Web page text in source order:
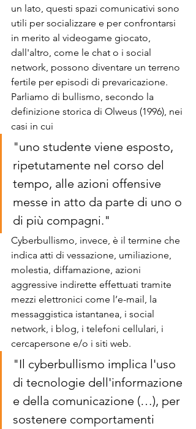
un lato, questi spazi comunicativi sono
utili per socializzare e per confrontarsi
in merito al videogame giocato,
dall'altro, come le chat o i social
network, possono diventare un terreno
fertile per episodi di prevaricazione.
Parliamo di bullismo, secondo la
definizione storica di Olweus (1996), nei
casi in cui
"uno studente viene esposto,
ripetutamente nel corso del
tempo, alle azioni offensive
messe in atto da parte di uno o
di più compagni."
Cyberbullismo, invece, è il termine che
indica atti di vessazione, umiliazione,
molestia, diffamazione, azioni
aggressive indirette effettuati tramite
mezzi elettronici come l’e-mail, la
messaggistica istantanea, i social
network, i blog, i telefoni cellulari, i
cercapersone e/o i siti web.
"Il cyberbullismo implica l'uso
di tecnologie dell'informazione
e della comunicazione (…), per
sostenere comportamenti